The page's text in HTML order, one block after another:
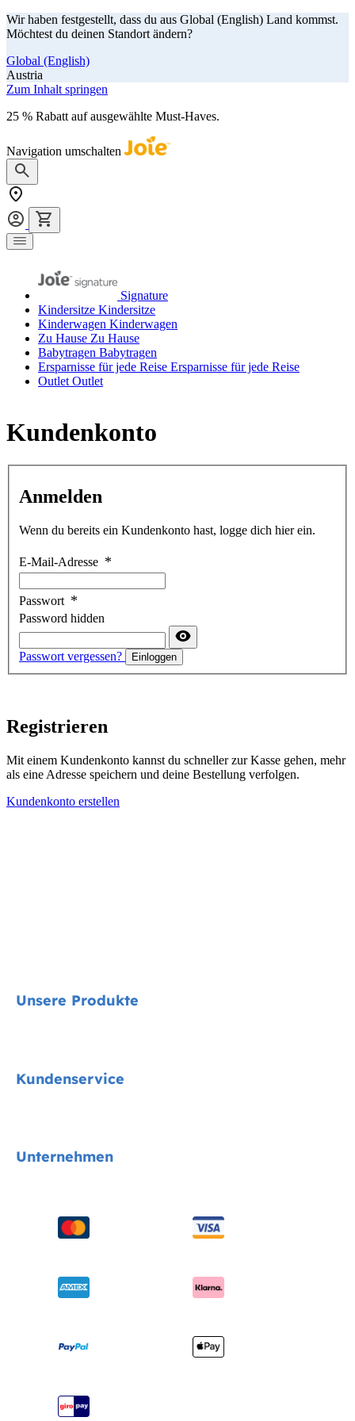
Wir haben festgestellt, dass du aus Global (English) Land kommst.
Möchtest du deinen Standort ändern?
Global (English)
Austria
Zum Inhalt springen
25 % Rabatt auf ausgewählte Must-Haves.
Navigation umschalten
Signature
Kindersitze Kindersitze
Kinderwagen Kinderwagen
Zu Hause Zu Hause
Babytragen Babytragen
Ersparnisse für jede Reise Ersparnisse für jede Reise
Outlet Outlet
Kundenkonto
Anmelden
Wenn du bereits ein Kundenkonto hast, logge dich hier ein.
E-Mail-Adresse
Passwort
Password hidden
Passwort vergessen? Einloggen
Registrieren
Mit einem Kundenkonto kannst du schneller zur Kasse gehen, mehr
als eine Adresse speichern und deine Bestellung verfolgen.
Kundenkonto erstellen
Unsere Produkte
Kinderwagen
Schaukeln & Wippen
Babytragen
Kundenservice
Handbücher & mehr
Versand & Retoure
Benutzerhandbuch
Unternehmen
Über uns
Auszeichnungen
Produktregistrierung